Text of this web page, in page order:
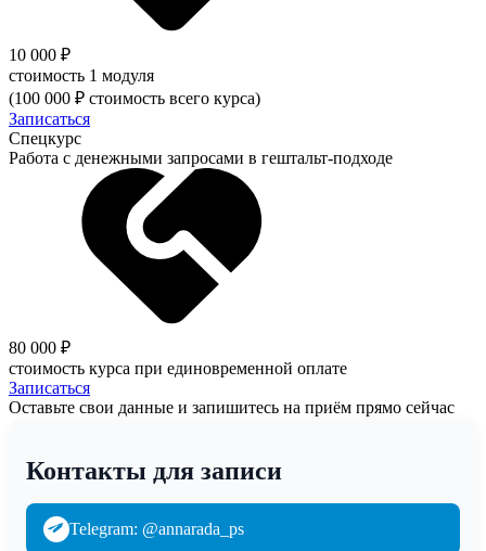
10 000 ₽
стоимость 1 модуля
(100 000 ₽ стоимость всего курса)
Записаться
Спецкурс
Работа с денежными запросами в гештальт-подходе
80 000 ₽
стоимость курса при единовременной оплате
Записаться
Оставьте свои данные и запишитесь на приём прямо сейчас
Контакты для записи
Telegram: @annarada_ps